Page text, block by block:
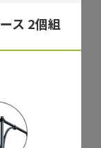
ス 2個組